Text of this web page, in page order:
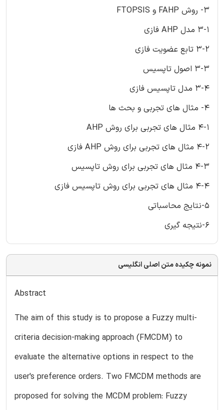
3- روش FAHP و FTOPSIS
3-1 مدل AHP فازی
3-2 تابع عضویت فازی
3-3 اصول تاپسیس
3-4 مدل تاپسیس فازی
4- مثال های تجربی و بحث ها
4-1 مثال های تجربی برای روش AHP
4-2 مثال های تجربی برای روش AHP فازی
4-3 مثال های تجربی برای روش تاپسیس
4-4 مثال های تجربی برای روش تاپسیس فازی
5-نتایج محاسباتی
6-نتیجه گیری
نمونه چکیده متن اصلی انگلیسی
Abstract
The aim of this study is to propose a Fuzzy multi-
criteria decision-making approach (FMCDM) to
evaluate the alternative options in respect to the
user's preference orders. Two FMCDM methods are
proposed for solving the MCDM problem: Fuzzy